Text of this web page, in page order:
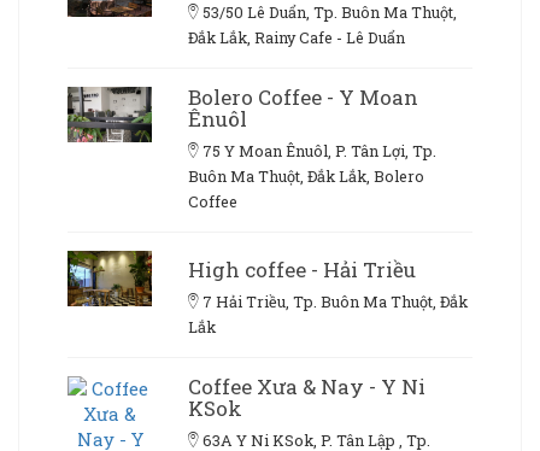
53/50 Lê Duẩn, Tp. Buôn Ma Thuột,
Đắk Lắk, Rainy Cafe - Lê Duẩn
Bolero Coffee - Y Moan
Ênuôl
75 Y Moan Ênuôl, P. Tân Lợi, Tp.
Buôn Ma Thuột, Đắk Lắk, Bolero
Coffee
High coffee - Hải Triều
7 Hải Triều, Tp. Buôn Ma Thuột, Đắk
Lắk
Coffee Xưa & Nay - Y Ni
KSok
63A Y Ni KSok, P. Tân Lập , Tp.